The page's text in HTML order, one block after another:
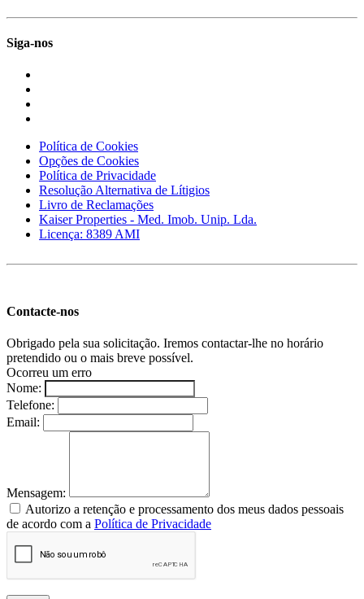
Siga-nos
Política de Cookies
Opções de Cookies
Política de Privacidade
Resolução Alternativa de Lítigios
Livro de Reclamações
Kaiser Properties - Med. Imob. Unip. Lda.
Licença: 8389 AMI
Contacte-nos
Obrigado pela sua solicitação. Iremos contactar-lhe no horário
pretendido ou o mais breve possível.
Ocorreu um erro
Nome:
Telefone:
Email:
Mensagem:
Autorizo a retenção e processamento dos meus dados pessoais
de acordo com a Política de Privacidade